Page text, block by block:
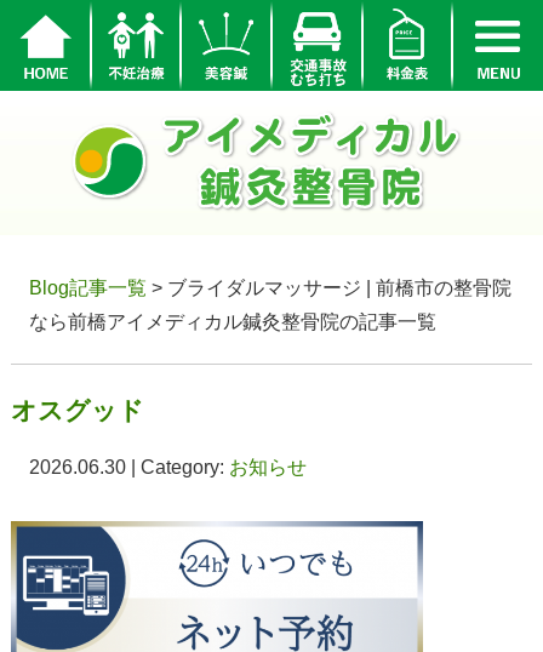
Blog記事一覧 > ブライダルマッサージ | 前橋市の整骨院
なら前橋アイメディカル鍼灸整骨院の記事一覧
オスグッド
2026.06.30 | Category: お知らせ